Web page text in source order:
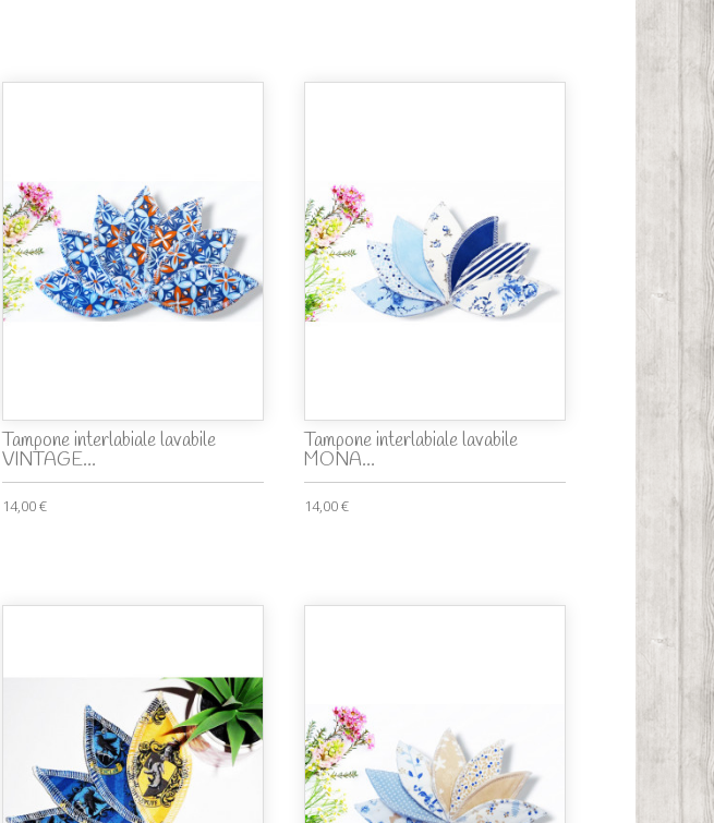
Tampone interlabiale lavabile
VINTAGE...
14,00 €
Tampone interlabiale lavabile
MONA...
14,00 €